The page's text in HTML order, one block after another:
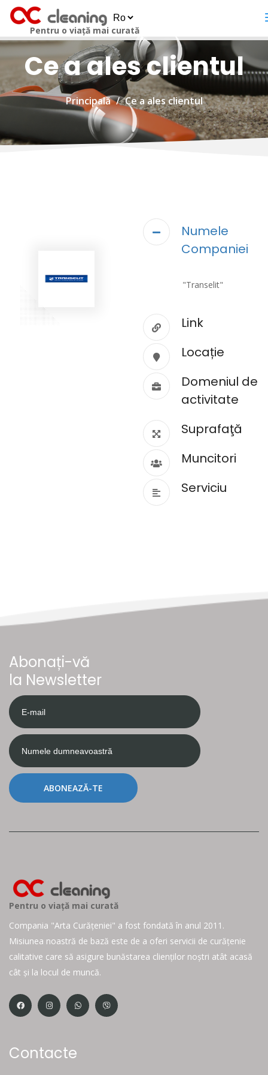
Pentru o viață mai curată
Ce a ales clientul
Principală Ce a ales clientul
Numele
Companiei
"Transelit"
Link
Locație
Domeniul de
activitate
Suprafaţă
Muncitori
Serviciu
Abonați-vă
la Newsletter
ABONEAZĂ-TE
Pentru o viață mai curată
Compania "Arta Curățeniei" a fost fondată în anul 2011.
Misiunea noastră de bază este de a oferi servicii de curățenie
calitative care să asigure bunăstarea clienților noștri atât acasă
cât și la locul de muncă.
Contacte